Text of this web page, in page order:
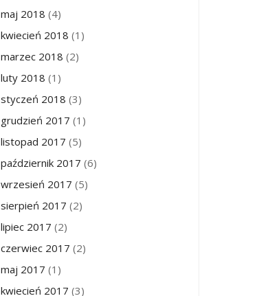
maj 2018 (4)
kwiecień 2018 (1)
marzec 2018 (2)
luty 2018 (1)
styczeń 2018 (3)
grudzień 2017 (1)
listopad 2017 (5)
październik 2017 (6)
wrzesień 2017 (5)
sierpień 2017 (2)
lipiec 2017 (2)
czerwiec 2017 (2)
maj 2017 (1)
kwiecień 2017 (3)